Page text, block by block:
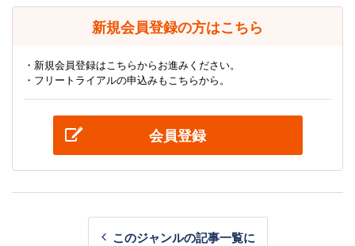
新規会員登録の方はこちら
・新規会員登録はこちらからお進みください。
・フリートライアルの申込みもこちらから。
会員登録
このジャンルの記事一覧に